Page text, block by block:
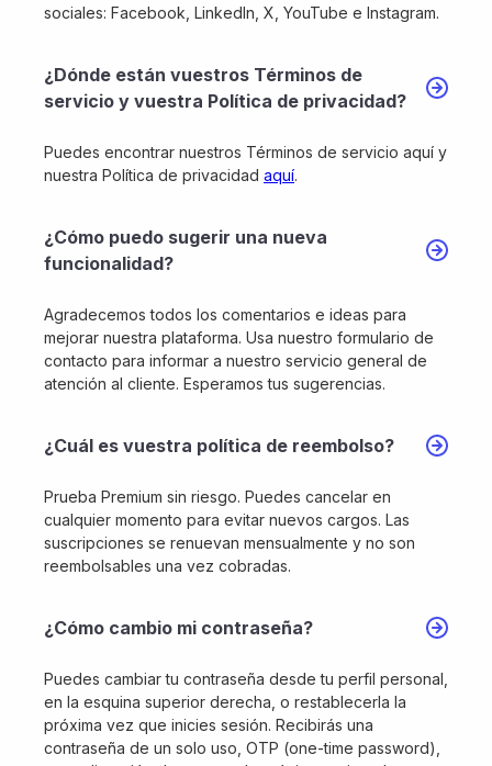
sociales: Facebook, LinkedIn, X, YouTube e Instagram.
¿Dónde están vuestros Términos de
servicio y vuestra Política de privacidad?
Puedes encontrar nuestros Términos de servicio aquí y
nuestra Política de privacidad aquí.
¿Cómo puedo sugerir una nueva
funcionalidad?
Agradecemos todos los comentarios e ideas para
mejorar nuestra plataforma. Usa nuestro formulario de
contacto para informar a nuestro servicio general de
atención al cliente. Esperamos tus sugerencias.
¿Cuál es vuestra política de reembolso?
Prueba Premium sin riesgo. Puedes cancelar en
cualquier momento para evitar nuevos cargos. Las
suscripciones se renuevan mensualmente y no son
reembolsables una vez cobradas.
¿Cómo cambio mi contraseña?
Puedes cambiar tu contraseña desde tu perfil personal,
en la esquina superior derecha, o restablecerla la
próxima vez que inicies sesión. Recibirás una
contraseña de un solo uso, OTP (one-time password),